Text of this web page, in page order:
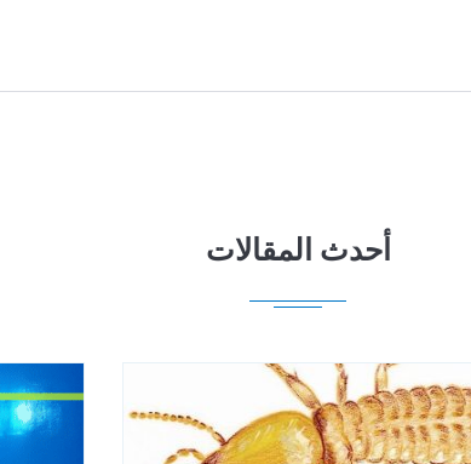
أحدث المقالات